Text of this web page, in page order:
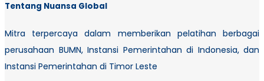
Tentang Nuansa Global
Mitra terpercaya dalam memberikan pelatihan berbagai
perusahaan BUMN, Instansi Pemerintahan di Indonesia, dan
Instansi Pemerintahan di Timor Leste